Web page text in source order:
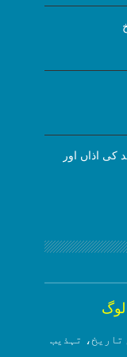
کی اذاں اور
تاریخ، تہذیب